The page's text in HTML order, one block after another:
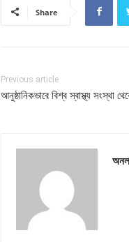
Share
Previous article
আনুষ্ঠানিকভাবে বিশ্ব স্বাস্থ্য সংস্থা